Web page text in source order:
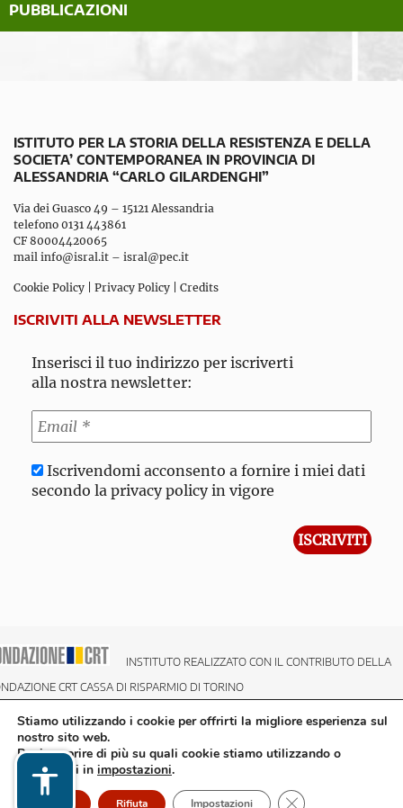
PUBBLICAZIONI
ISTITUTO PER LA STORIA DELLA RESISTENZA E DELLA
SOCIETA’ CONTEMPORANEA IN PROVINCIA DI
ALESSANDRIA “CARLO GILARDENGHI”
Via dei Guasco 49 – 15121 Alessandria
telefono 0131 443861
CF 80004420065
mail info@isral.it – isral@pec.it
Cookie Policy Privacy Policy Credits
ISCRIVITI ALLA NEWSLETTER
Inserisci il tuo indirizzo per iscriverti
alla nostra newsletter:
Iscrivendomi acconsento a fornire i miei dati
secondo la privacy policy in vigore
INSTITUTO REALIZZATO CON IL CONTRIBUTO DELLA
CRT CASSA DI RISPARMIO DI TORINO
Stiamo utilizzando i cookie per offrirti la migliore esperienza sul
nostro sito web.
Puoi scoprire di più su quali cookie stiamo utilizzando o
disattivarli in impostazioni.
Accetto Rifiuta Impostazioni Close GDPR